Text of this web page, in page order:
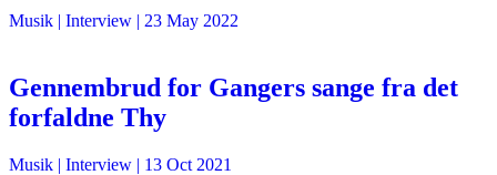
Musik | Interview | 23 May 2022
Gennembrud for Gangers sange fra det
forfaldne Thy
Musik | Interview | 13 Oct 2021